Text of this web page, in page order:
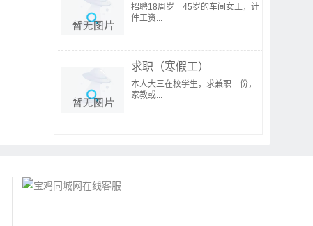
招聘18周岁一45岁的车间女工，计
件工资...
求职（寒假工）
本人大三在校学生，求兼职一份，
家教或...